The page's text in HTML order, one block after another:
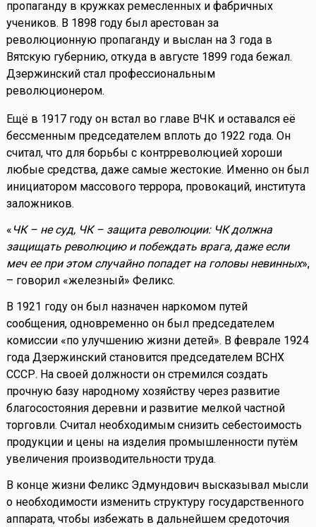
пропаганду в кружках ремесленных и фабричных
учеников. В 1898 году был арестован за
революционную пропаганду и выслан на 3 года в
Вятскую губернию, откуда в августе 1899 года бежал.
Дзержинский стал профессиональным
революционером.
Ещё в 1917 году он встал во главе ВЧК и оставался её
бессменным председателем вплоть до 1922 года. Он
считал, что для борьбы с контрреволюцией хороши
любые средства, даже самые жестокие. Именно он был
инициатором массового террора, провокаций, института
заложников.
« ЧК – не суд, ЧК – защита революции: ЧК должна
защищать революцию и побеждать врага, даже если
меч ее при этом случайно попадет на головы невинных»,
– говорил «железный» Феликс.
В 1921 году он был назначен наркомом путей
сообщения, одновременно он был председателем
комиссии «по улучшению жизни детей». В феврале 1924
года Дзержинский становится председателем ВСНХ
СССР. На своей должности он стремился создать
прочную базу народному хозяйству через развитие
благосостояния деревни и развитие мелкой частной
торговли. Считал необходимым снизить себестоимость
продукции и цены на изделия промышленности путём
увеличения производительности труда.
В конце жизни Феликс Эдмундович высказывал мысли
о необходимости изменить структуру государственного
аппарата, чтобы избежать в дальнейшем средоточия